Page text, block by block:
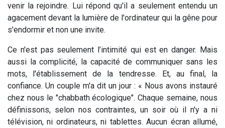
venir la rejoindre. Lui répond qu'il a seulement entendu un
agacement devant la lumière de l'ordinateur qui la gêne pour
s'endormir et non une invite.
Ce n'est pas seulement l’intimité qui est en danger. Mais
aussi la complicité, la capacité de communiquer sans les
mots, l'établissement de la tendresse. Et, au final, la
confiance. Un couple m'a dit un jour : « Nous avons instauré
chez nous le "chabbath écologique". Chaque semaine, nous
définissons, selon nos contraintes, un soir où il n'y a ni
télévision, ni ordinateurs, ni tablettes. Aucun écran allumé,